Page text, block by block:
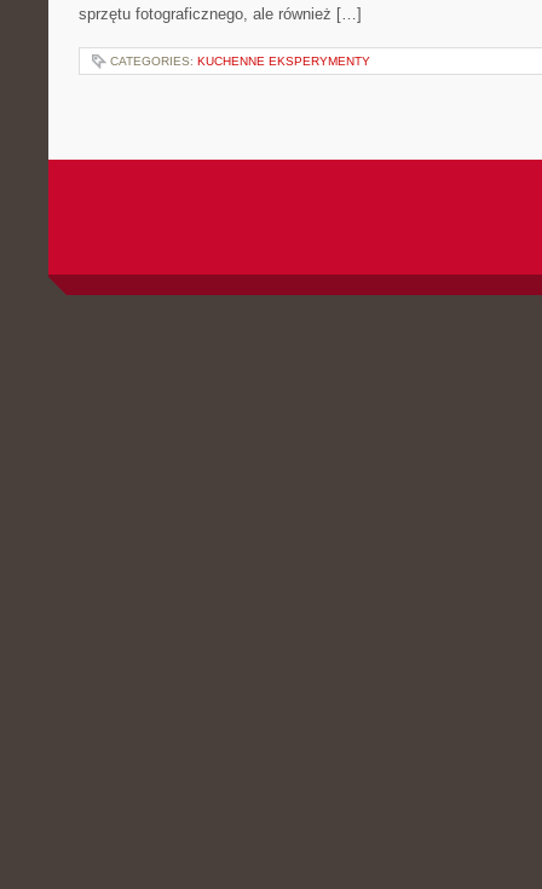
sprzętu fotograficznego, ale również […]
CATEGORIES: KUCHENNE EKSPERYMENTY